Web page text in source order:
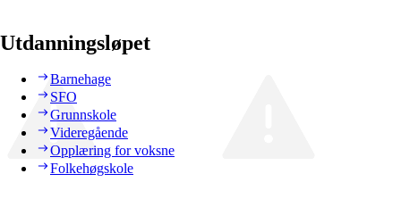
Utdanningsløpet
Barnehage
SFO
Grunnskole
Videregående
Opplæring for voksne
Folkehøgskole